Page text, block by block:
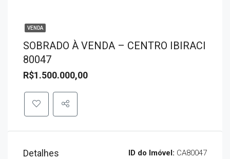
VENDA
SOBRADO À VENDA – CENTRO IBIRACI
80047
R$1.500.000,00
Detalhes ID do Imóvel: CA80047